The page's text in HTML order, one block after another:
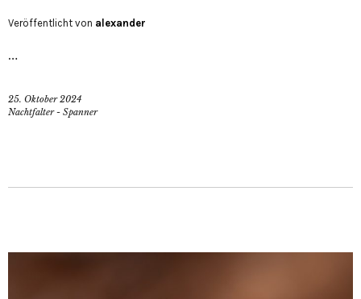
Veröffentlicht von alexander
…
25. Oktober 2024
Nachtfalter - Spanner